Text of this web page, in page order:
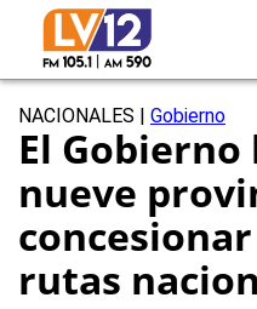
NACIONALES Gobierno
El
nueve
rutas